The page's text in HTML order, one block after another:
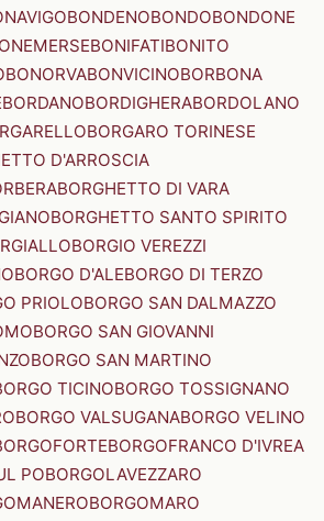
BONDENOBONDOBONDONE
BONIFATIBONITO
BONORVABONVICINOBORBONA
BORDANOBORDIGHERABORDOLANO
BORGARO TORINESE
D'ARROSCIA
BORGHETTO DI VARA
BORGHETTO SANTO SPIRITO
BORGIO VEREZZI
BORGO D'ALEBORGO DI TERZO
PRIOLOBORGO SAN DALMAZZO
BORGO SAN GIOVANNI
BORGO SAN MARTINO
TICINOBORGO TOSSIGNANO
BORGO VALSUGANABORGO VELINO
BORGOFRANCO D'IVREA
POBORGOLAVEZZARO
BORGOMARO